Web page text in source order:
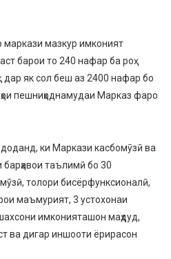
маркази мазкур имконият
барои то 240 нафар ба роҳ
як сол беш аз 2400 нафар бо
пешниҳоднамудаи Марказ фаро
ки Маркази касбомӯзӣ ва
таълимӣ бо 30
толори бисёрфунксионалӣ,
маъмурият, 3 устохонаи
имконияташон маҳдуд,
ва дигар иншооти ёрирасон